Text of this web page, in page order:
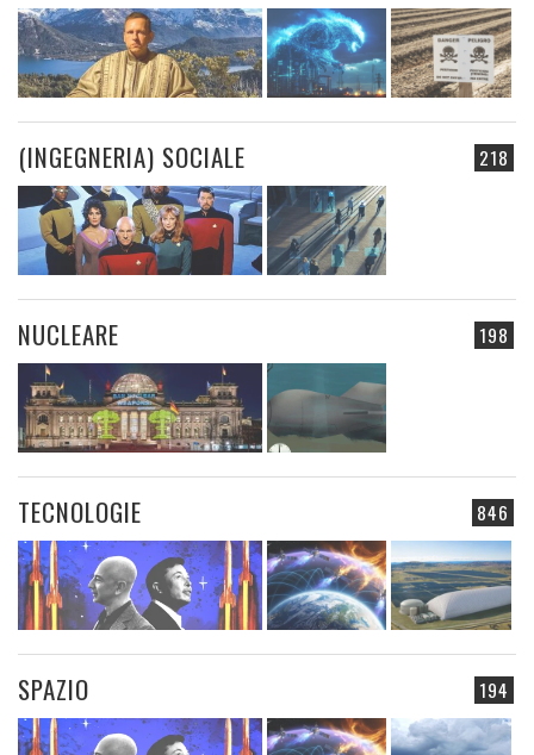
218
(INGEGNERIA) SOCIALE
198
NUCLEARE
846
TECNOLOGIE
194
SPAZIO